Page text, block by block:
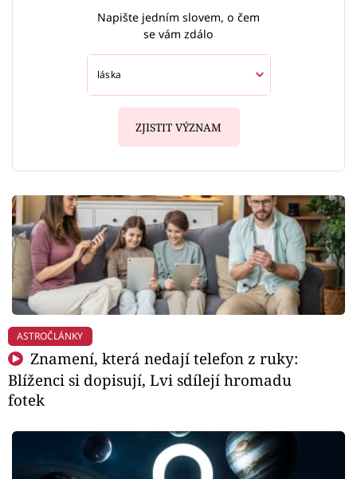
Napište jedním slovem, o čem
se vám zdálo
ZJISTIT VÝZNAM
ASTROČLÁNKY
Znamení, která nedají telefon z ruky:
Blíženci si dopisují, Lvi sdílejí hromadu
fotek